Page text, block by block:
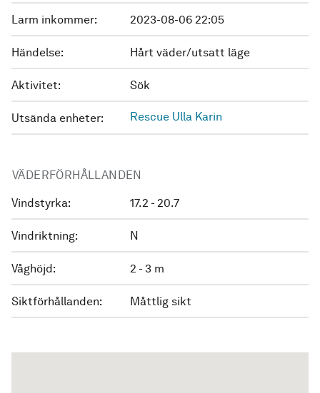
Larm inkommer: 2023-08-06 22:05
Händelse: Hårt väder/utsatt läge
Aktivitet: Sök
Utsända enheter: Rescue Ulla Karin
VÄDERFÖRHÅLLANDEN
Vindstyrka: 17.2 - 20.7
Vindriktning: N
Våghöjd: 2 - 3 m
Siktförhållanden: Måttlig sikt